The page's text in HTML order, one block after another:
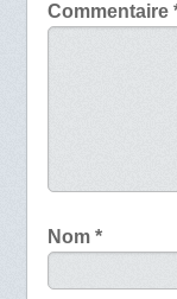
Commentaire
Nom *